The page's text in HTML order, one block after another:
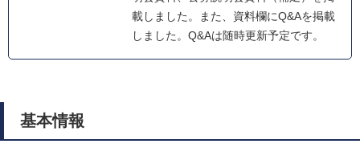
載しました。また、資料欄にQ&Aを掲載
しました。Q&Aは随時更新予定です。
基本情報